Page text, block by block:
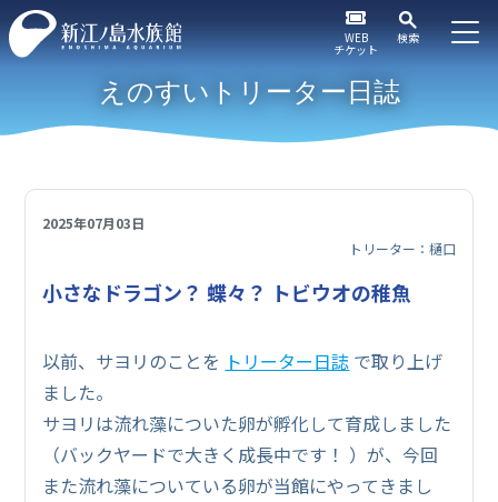
WEB
チケット
検索
えのすいトリーター日誌
2025年07月03日
トリーター：樋口
小さなドラゴン？ 蝶々？ トビウオの稚魚
以前、サヨリのことを トリーター日誌 で取り上げ
ました。
サヨリは流れ藻についた卵が孵化して育成しました
（バックヤードで大きく成長中です！ ）が、今回
また流れ藻についている卵が当館にやってきまし